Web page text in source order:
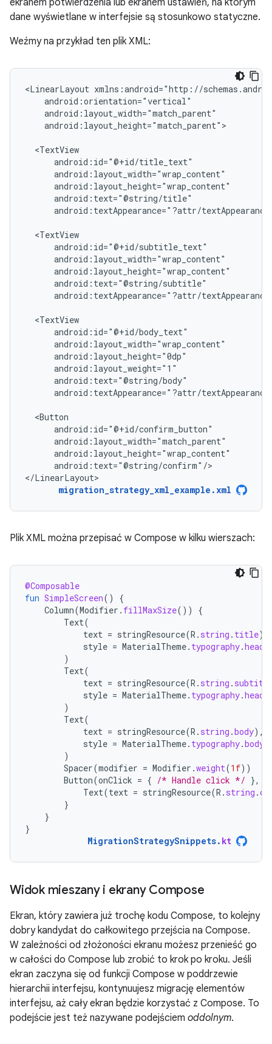
ekranem potwierdzenia lub ekranem ustawień, na którym
dane wyświetlane w interfejsie są stosunkowo statyczne.
Weźmy na przykład ten plik XML:
<LinearLayout
android:layout_height="match_parent">
android:textAppearance="?attr/
android:textAppearance="?attr/
android:textAppearance="?attr/
android:text="@string/confirm"/>
</LinearLayout>
migration_strategy_xml_example.xml
Plik XML można przepisać w Compose w kilku wierszach:
@Composable
fun SimpleScreen()
{
Column(Modifier . fillMaxSize())
{
Text(
text = stringResource(R . string . title),
style = MaterialTheme. typography.
)
Text(
text = stringResource(R . string .
style = MaterialTheme. typography.
)
Text(
text = stringResource(R . string .body),
style = MaterialTheme. typography.
)
Spacer(modifier = Modifier .weight(1f))
Button(onClick = { /* Handle click */ },
Text(text = stringResource(R . string .
}
}
}
MigrationStrategySnippets. kt
Widok mieszany i ekrany Compose
Ekran, który zawiera już trochę kodu Compose, to kolejny
dobry kandydat do całkowitego przejścia na Compose.
W zależności od złożoności ekranu możesz przenieść go
w całości do Compose lub zrobić to krok po kroku. Jeśli
ekran zaczyna się od funkcji Compose w poddrzewie
hierarchii interfejsu, kontynuujesz migrację elementów
interfejsu, aż cały ekran będzie korzystać z Compose. To
podejście jest też nazywane podejściem oddolnym.